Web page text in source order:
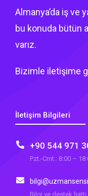
Almanya’da iş ve
bu konuda bütün
varız.
Bizimle iletişime
İletişim Bilgileri
+90 544 971
Pzt.-Cmt.: 8:00 –
Bilgi ve destek hattı